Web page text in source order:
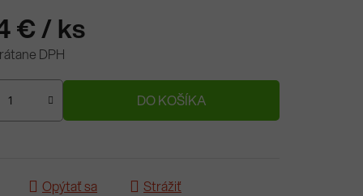
€/ ks
DPH
cena:
DO KOŠÍKA
Opýtať sa
Strážiť